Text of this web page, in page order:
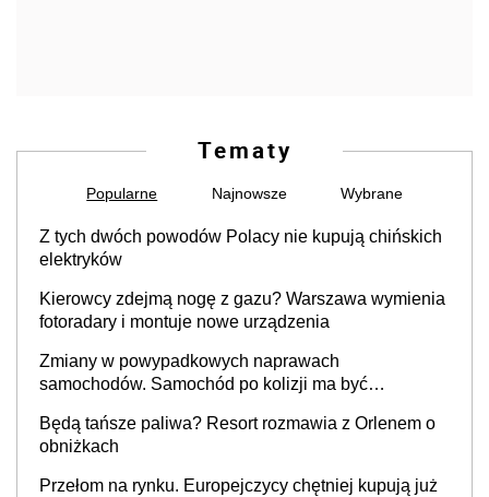
Tematy
Popularne Najnowsze Wybrane
Z tych dwóch powodów Polacy nie kupują chińskich
elektryków
Kierowcy zdejmą nogę z gazu? Warszawa wymienia
fotoradary i montuje nowe urządzenia
Zmiany w powypadkowych naprawach
samochodów. Samochód po kolizji ma być
producenta
Będą tańsze paliwa? Resort rozmawia z Orlenem o
obniżkach
Przełom na rynku. Europejczycy chętniej kupują już